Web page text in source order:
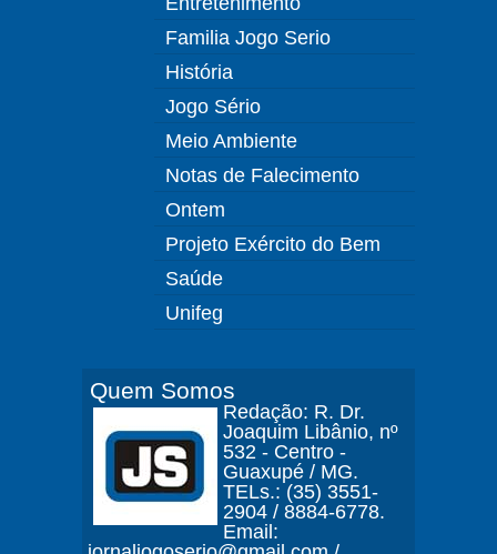
Familia Jogo Serio
História
Jogo Sério
Meio Ambiente
Notas de Falecimento
Ontem
Projeto Exército do Bem
Saúde
Unifeg
Quem Somos
Redação: R. Dr.
Joaquim Libânio, nº
532 - Centro -
Guaxupé / MG.
TELs.: (35) 3551-
2904 / 8884-6778.
Email: